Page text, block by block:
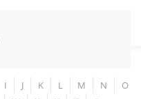
I J K L M N
O